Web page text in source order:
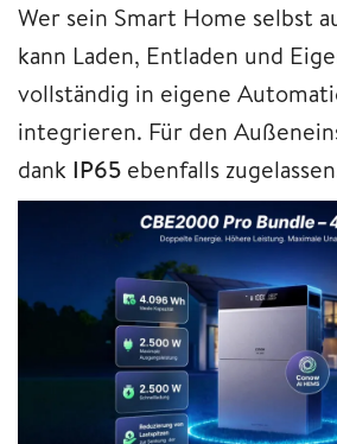
Wer sein Smart Home selbst
kann Laden, Entladen und
vollständig in eigene
integrieren. Für den
dank IP65 ebenfalls